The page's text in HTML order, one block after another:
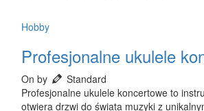
Hobby
Profesjonalne ukulele
On by
Standard
Profesjonalne ukulele koncertowe to
otwiera drzwi do świata muzyki z